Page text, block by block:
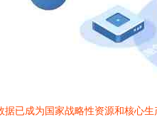
已成为国家战略性资源和核心